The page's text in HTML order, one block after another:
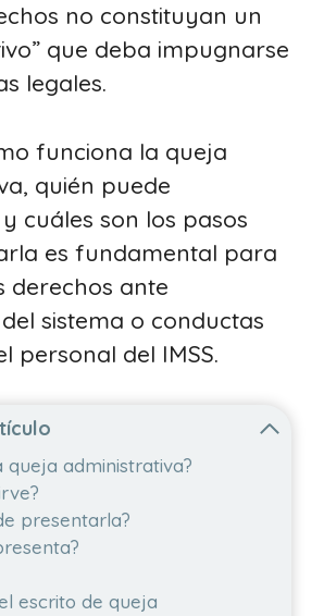
no constituyan un
que deba impugnarse
legales.
funciona la queja
quién puede
cuáles son los pasos
es fundamental para
derechos ante
sistema o conductas
personal del IMSS.
queja administrativa?
presentarla?
escrito de queja